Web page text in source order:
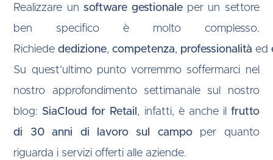
Realizzare un software gestionale per un settore
ben specifico è molto complesso.
Richiedededizione,competenza, professionalità ed
Su quest’ultimo punto vorremmo soffermarci nel
nostro approfondimento settimanale sul nostro
blog: SiaCloud for Retail , infatti, è anche il frutto
di 30 anni di lavoro sul campoper quanto
riguarda i servizi offerti alle aziende.